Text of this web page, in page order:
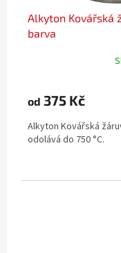
Alkyton Kovářská
barva
od 375 Kč
Alkyton Kovářská
odolává do 750 °C.